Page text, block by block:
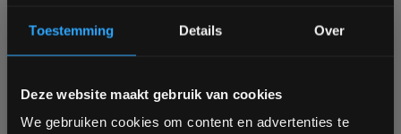
Toestemming Details Over
Deze website maakt gebruik van cookies
We gebruiken cookies om content en advertenties te
Ruim op voorraad
1-3 werkdagen
€429,95
Bam! 5% korting op je volgende
bestelling